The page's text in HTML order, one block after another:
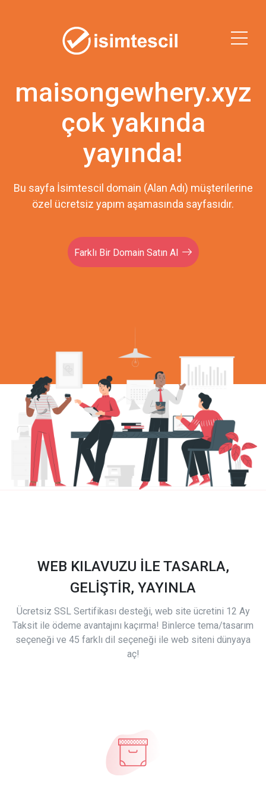
maisongewhery.xyz
çok yakında
yayında!
Bu sayfa İsimtescil domain (Alan Adı) müşterilerine
özel ücretsiz yapım aşamasında sayfasıdır.
Farklı Bir Domain Satın Al
WEB KILAVUZU İLE TASARLA,
GELİŞTİR, YAYINLA
Ücretsiz SSL Sertifikası desteği, web site ücretini 12 Ay
Taksit ile ödeme avantajını kaçırma! Binlerce tema/tasarım
seçeneği ve 45 farklı dil seçeneği ile web siteni dünyaya
aç!